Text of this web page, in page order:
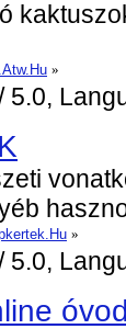
»
5.0,
»
5.0,